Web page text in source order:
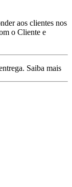
aos clientes nos
o Cliente e
Saiba mais